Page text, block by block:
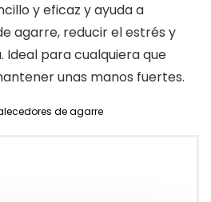
y eficaz y ayuda a
agarre, reducir el estrés y
Ideal para cualquiera que
unas manos fuertes.
de agarre